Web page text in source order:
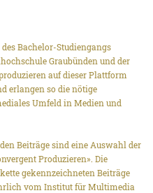
Bachelor-Studiengangs
Graubünden und der
auf dieser Plattform
erlangen so die nötige
Umfeld in Medien und
Beiträge sind eine Auswahl der
Produzieren». Die
gekennzeichneten Beiträge
vom Institut für Multimedia